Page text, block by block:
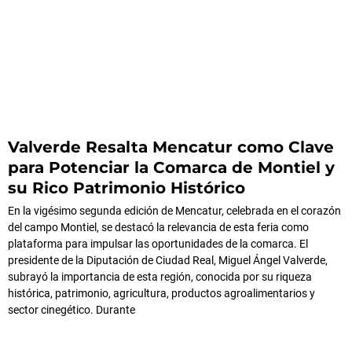
Valverde Resalta Mencatur como Clave
para Potenciar la Comarca de Montiel y
su Rico Patrimonio Histórico
En la vigésimo segunda edición de Mencatur, celebrada en el corazón
del campo Montiel, se destacó la relevancia de esta feria como
plataforma para impulsar las oportunidades de la comarca. El
presidente de la Diputación de Ciudad Real, Miguel Ángel Valverde,
subrayó la importancia de esta región, conocida por su riqueza
histórica, patrimonio, agricultura, productos agroalimentarios y
sector cinegético. Durante